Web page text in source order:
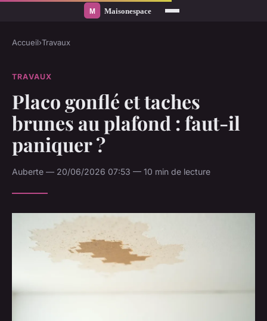
Accueil›Travaux
TRAVAUX
Placo gonflé et taches
brunes au plafond : faut-il
paniquer ?
Auberte — 20/06/2026 07:53 — 10 min de lecture